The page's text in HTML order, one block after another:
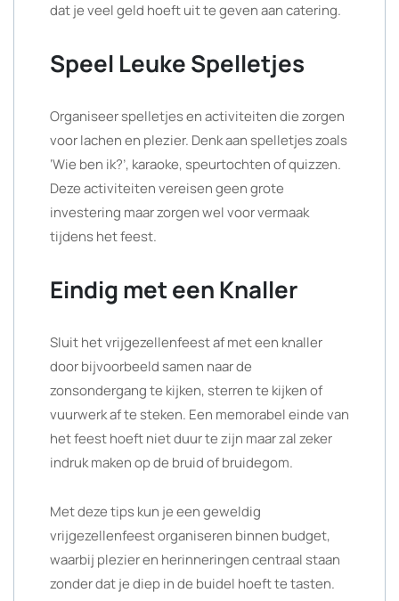
dat je veel geld hoeft uit te geven aan catering.
Speel Leuke Spelletjes
Organiseer spelletjes en activiteiten die zorgen
voor lachen en plezier. Denk aan spelletjes zoals
‘Wie ben ik?’, karaoke, speurtochten of quizzen.
Deze activiteiten vereisen geen grote
investering maar zorgen wel voor vermaak
tijdens het feest.
Eindig met een Knaller
Sluit het vrijgezellenfeest af met een knaller
door bijvoorbeeld samen naar de
zonsondergang te kijken, sterren te kijken of
vuurwerk af te steken. Een memorabel einde van
het feest hoeft niet duur te zijn maar zal zeker
indruk maken op de bruid of bruidegom.
Met deze tips kun je een geweldig
vrijgezellenfeest organiseren binnen budget,
waarbij plezier en herinneringen centraal staan
zonder dat je diep in de buidel hoeft te tasten.